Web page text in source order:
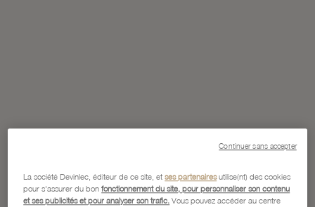
La société Devinlec, éditeur de ce site, etses partenairesutilise(nt) des cookies
pour s'assurer du bonfonctionnement du site, pour personnaliser son contenu
et ses publicités et pour analyser son trafic. Vous pouvez accéder au centre
Continuer sans accepter